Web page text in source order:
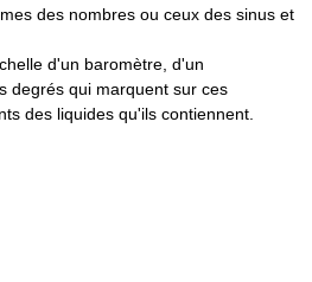
des nombres ou ceux des sinus et
d'un baromètre, d'un
degrés qui marquent sur ces
des liquides qu'ils contiennent.